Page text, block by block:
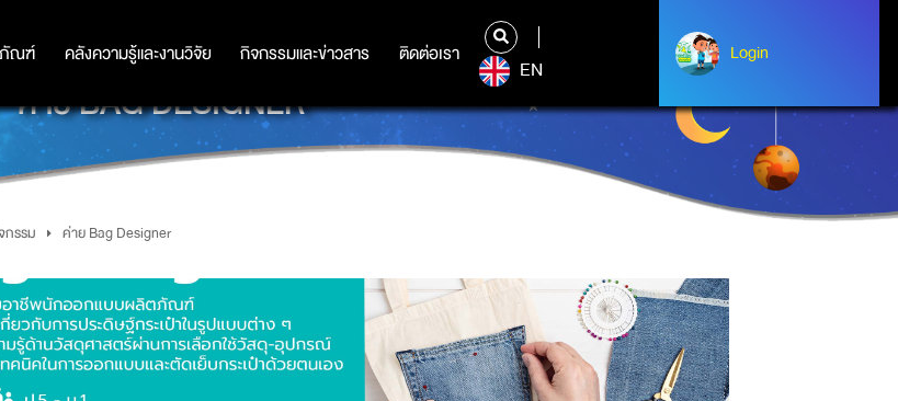
ณฑ์ คลังความรู้และงานวิจัย กิจกรรมและข่าวสาร ติดต่อเรา
ณฑ์ คลังความรู้และงานวิจัย กิจกรรมและข่าวสาร ติดต่อเรา
EN
Login
Login
ค่าย BAG DESIGNER
รรม ค่าย Bag Designer